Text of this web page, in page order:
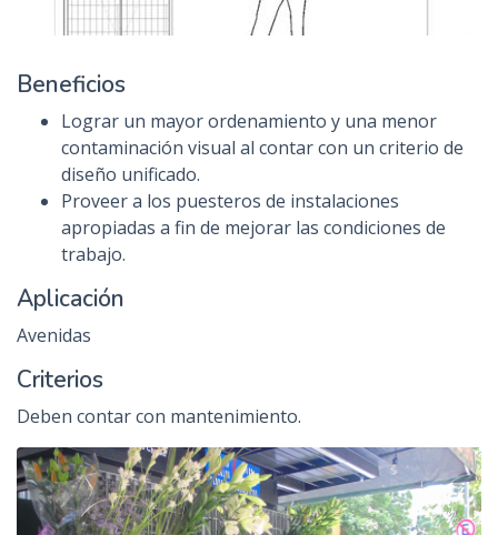
Beneficios
Lograr un mayor ordenamiento y una menor
contaminación visual al contar con un criterio de
diseño unificado.
Proveer a los puesteros de instalaciones
apropiadas a fin de mejorar las condiciones de
trabajo.
Aplicación
Avenidas
Criterios
Deben contar con mantenimiento.